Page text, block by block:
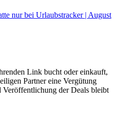
nur bei Urlaubstracker | August
Link bucht oder einkauft,
Partner eine Vergütung
der Deals bleibt